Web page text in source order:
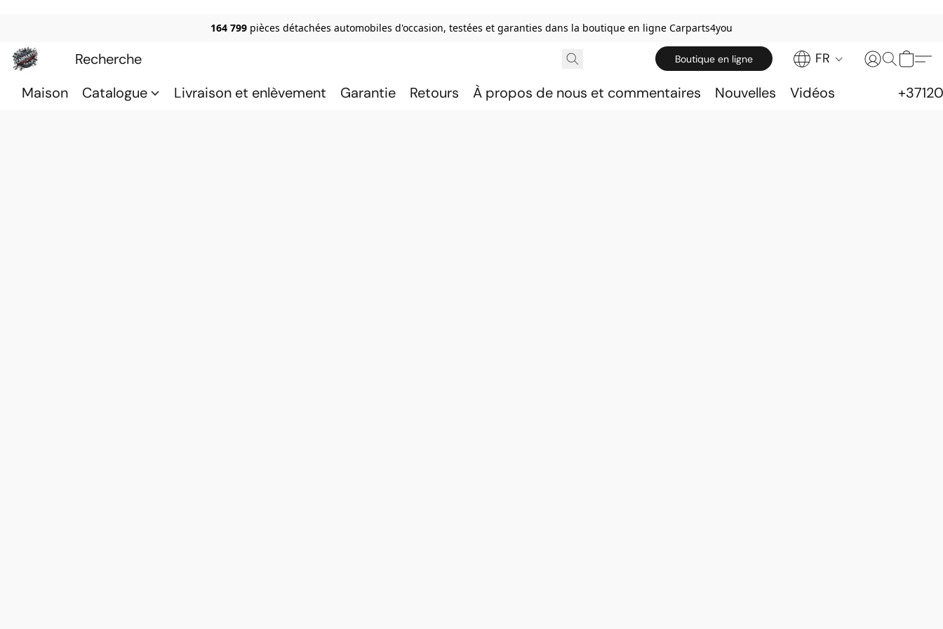
164 799 pièces détachées automobiles d'occasion, testées et garanties dans la boutique en ligne Carparts4you
Boutique en ligne FR
Maison Catalogue Livraison et enlèvement Garantie Retours À propos de nous et commentaires Nouvelles Vidéos